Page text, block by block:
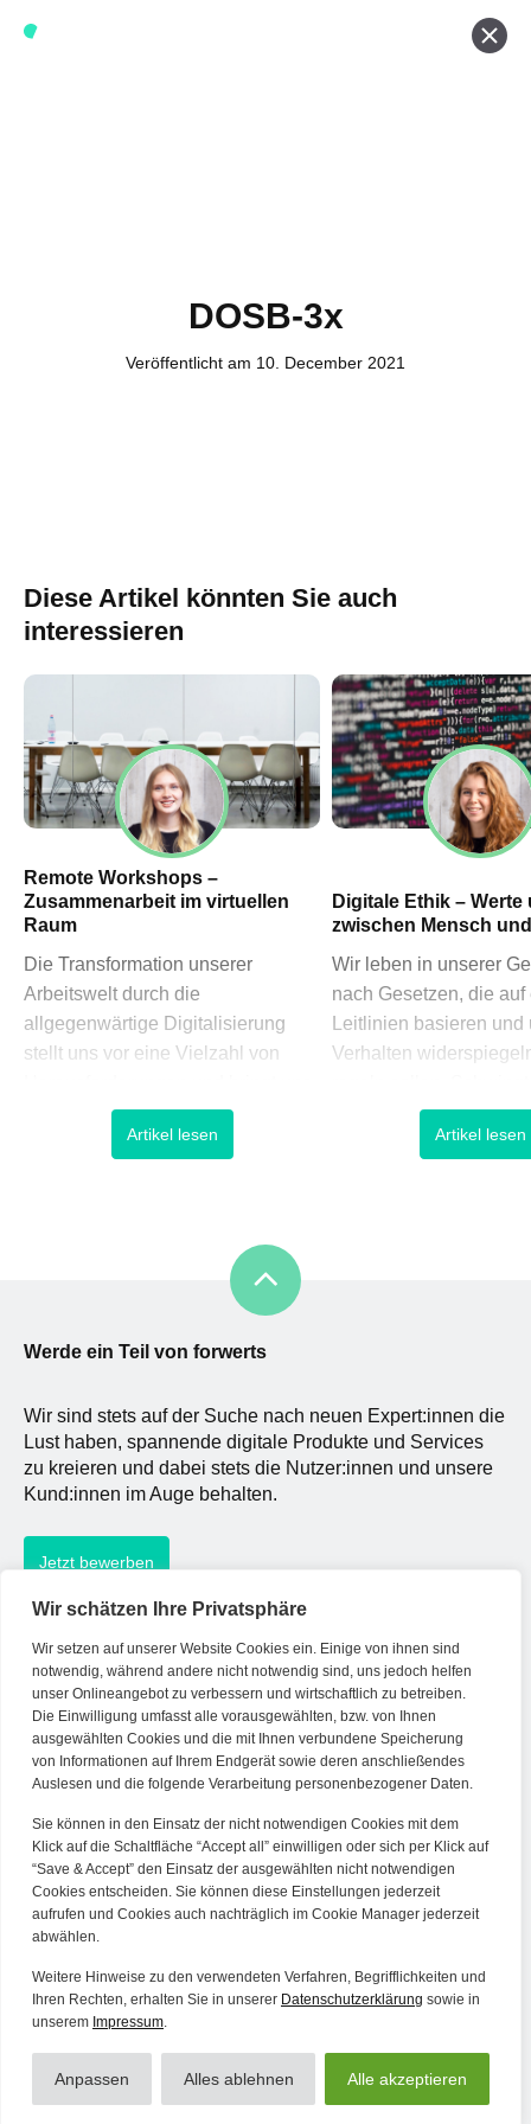
Wir schätzen Ihre Privatsphäre
Wir setzen auf unserer Website Cookies ein. Einige von ihnen sind
notwendig, während andere nicht notwendig sind, uns jedoch helfen
unser Onlineangebot zu verbessern und wirtschaftlich zu betreiben.
Die Einwilligung umfasst alle vorausgewählten, bzw. von Ihnen
ausgewählten Cookies und die mit Ihnen verbundene Speicherung
von Informationen auf Ihrem Endgerät sowie deren anschließendes
Auslesen und die folgende Verarbeitung personenbezogener Daten.
Sie können in den Einsatz der nicht notwendigen Cookies mit dem
Klick auf die Schaltfläche “Accept all” einwilligen oder sich per Klick auf
“Save & Accept” den Einsatz der ausgewählten nicht notwendigen
Cookies entscheiden. Sie können diese Einstellungen jederzeit
aufrufen und Cookies auch nachträglich im Cookie Manager jederzeit
abwählen.
Weitere Hinweise zu den verwendeten Verfahren, Begrifflichkeiten und
Ihren Rechten, erhalten Sie in unserer Datenschutzerklärung sowie in
unserem Impressum.
Anpassen Alles ablehnen Alle akzeptieren
Alle Artikel
DOSB-3x
Veröffentlicht am 10. December 2021
Diese Artikel könnten Sie auch
interessieren
Remote Workshops –
Zusammenarbeit im virtuellen
Raum
Die Transformation unserer
Arbeitswelt durch die
allgegenwärtige Digitalisierung
stellt uns vor eine Vielzahl von
dazu, kreativer sowie
experimenteller neue Wege zu
Gestaltung digitaler Produkte &
Services etabliert haben, sind wir
vor allem in der aktuellen Zeit
wieder da
Artikel lesen
Digitale Ethik – Werte
zwischen Mensch
Wir leben in unserer
nach Gesetzen, die
Leitlinien basieren und
Verhalten
eine fortschrittliche
neuen Höhen auf,
Artikel lesen
HN – Gymnasiumstraße 35
74072 Heilbronn
Datenschutzerklärung
Impressum
Werde ein Teil von forwerts
Wir sind stets auf der Suche nach neuen Expert:innen die
Lust haben, spannende digitale Produkte und Services
zu kreieren und dabei stets die Nutzer:innen und unsere
Kund:innen im Auge behalten.
Jetzt bewerben
Kontakt
Tel. Zentrale: +49 (69) 27273681
E-Mail: kontakt@forwerts.com
FFM – Friedensstraße 11
60311 Frankfurt am Main
→ Anfahrtsplan Frankfurt
HN – Gymnasiumstraße 35
74072 Heilbronn
→ Anfahrtsplan Heilbronn
Datenschutzerklärung
Impressum